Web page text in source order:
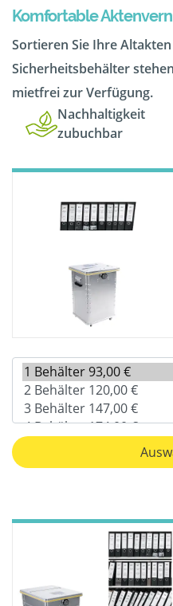
Komfortable
Sortieren Sie Ihre
Sicherheitsbehälter
mietfrei zur Verfügung.
Nachhaltigkeit
zubuchbar